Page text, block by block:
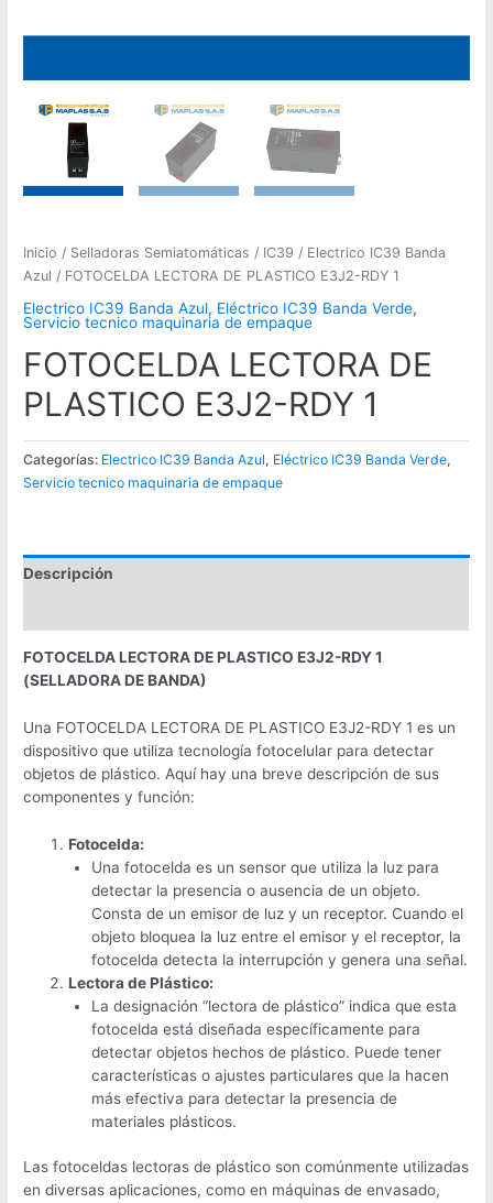
Inicio / Selladoras Semiatomáticas / IC39 / Electrico IC39 Banda
Azul / FOTOCELDA LECTORA DE PLASTICO E3J2-RDY 1
Electrico IC39 Banda Azul, Eléctrico IC39 Banda Verde,
Servicio tecnico maquinaria de empaque
FOTOCELDA LECTORA DE
PLASTICO E3J2-RDY 1
Categorías: Electrico IC39 Banda Azul, Eléctrico IC39 Banda Verde,
Servicio tecnico maquinaria de empaque
Descripción
FOTOCELDA LECTORA DE PLASTICO E3J2-RDY 1
(SELLADORA DE BANDA)
Una FOTOCELDA LECTORA DE PLASTICO E3J2-RDY 1 es un
dispositivo que utiliza tecnología fotocelular para detectar
objetos de plástico. Aquí hay una breve descripción de sus
componentes y función:
Fotocelda:
Una fotocelda es un sensor que utiliza la luz para
detectar la presencia o ausencia de un objeto.
Consta de un emisor de luz y un receptor. Cuando el
objeto bloquea la luz entre el emisor y el receptor, la
fotocelda detecta la interrupción y genera una señal.
Lectora de Plástico:
La designación “lectora de plástico” indica que esta
fotocelda está diseñada específicamente para
detectar objetos hechos de plástico. Puede tener
características o ajustes particulares que la hacen
más efectiva para detectar la presencia de
materiales plásticos.
Las fotoceldas lectoras de plástico son comúnmente utilizadas
en diversas aplicaciones, como en máquinas de envasado,